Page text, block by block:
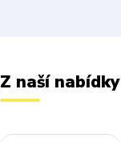
Z naší nabídky